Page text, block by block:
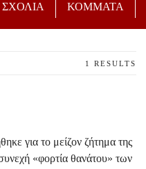
ΣΧΟΛΙΑ ΚΟΜΜΑΤΑ
1 RESULTS
για το μείζον ζήτημα της
«φορτία θανάτου» των